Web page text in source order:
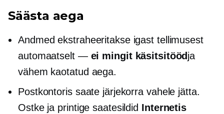
Säästa aega
Andmed ekstraheeritakse igast tellimusest
automaatselt — ei mingit käsitsitöödja
vähem kaotatud aega.
Postkontoris saate järjekorra vahele jätta.
Ostke ja printige saatesildid Internetis